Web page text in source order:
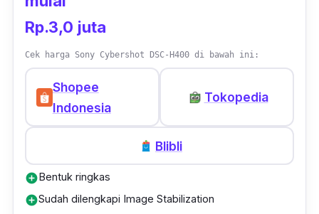
Rp.3,0 juta
Cek harga Sony Cybershot DSC-H400 di bawah ini:
Shopee
Indonesia
Tokopedia
Blibli
add_circleBentuk ringkas
add_circleSudah dilengkapi Image Stabilization